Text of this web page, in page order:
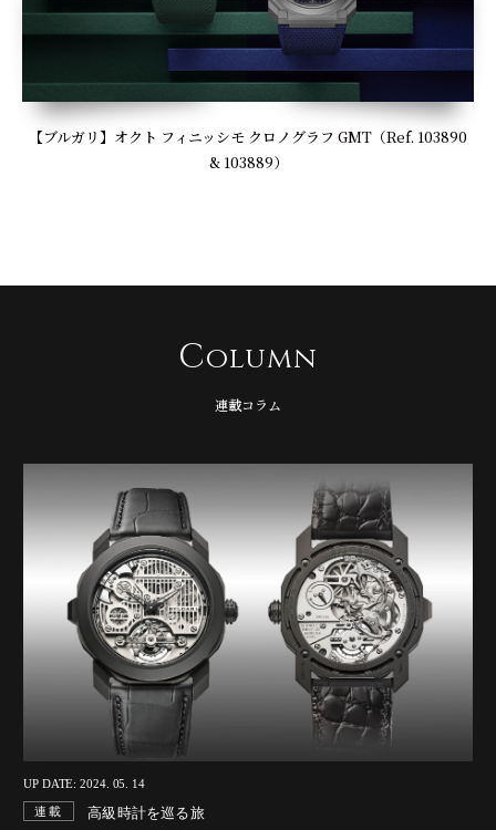
【ブルガリ】オクト フィニッシモ クロノグラフ GMT（Ref. 103890
& 103889）
Column
連載コラム
UP DATE: 2024. 05. 14
連載 高級時計を巡る旅